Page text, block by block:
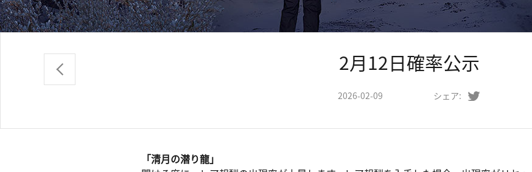
2月12日確率公示
2026-02-09 シェア:
「清月の潜り龍」